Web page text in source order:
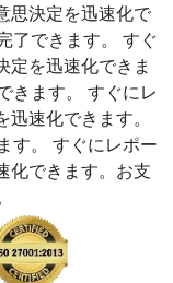
思決定を迅速化で
できます。
すぐ
定を迅速化できま
ます。
すぐにレ
速化できます。
。
すぐにレポー
化できます。お支